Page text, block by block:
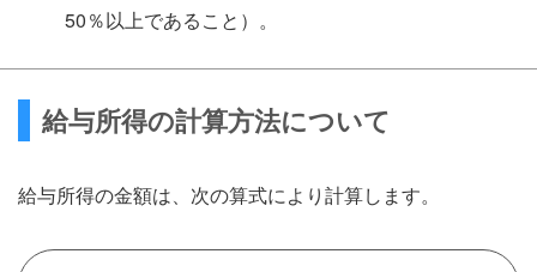
50％以上であること）。
給与所得の計算方法について
給与所得の金額は、次の算式により計算します。